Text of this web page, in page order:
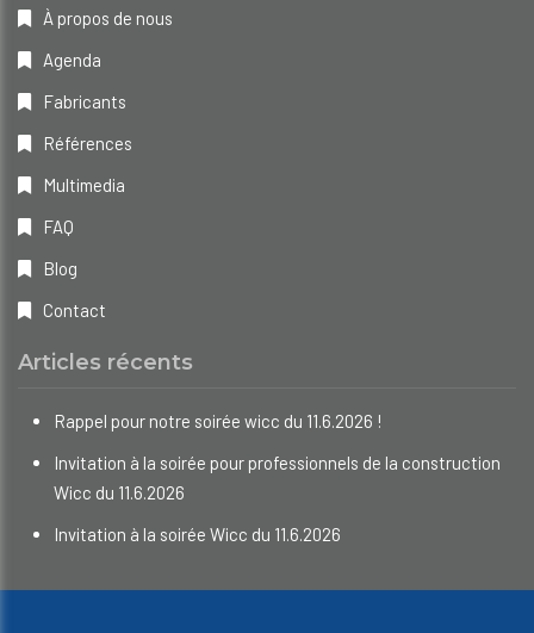
À propos de nous
Agenda
Fabricants
Références
Multimedia
FAQ
Blog
Contact
Articles récents
Rappel pour notre soirée wicc du 11.6.2026 !
Invitation à la soirée pour professionnels de la construction
Wicc du 11.6.2026
Invitation à la soirée Wicc du 11.6.2026